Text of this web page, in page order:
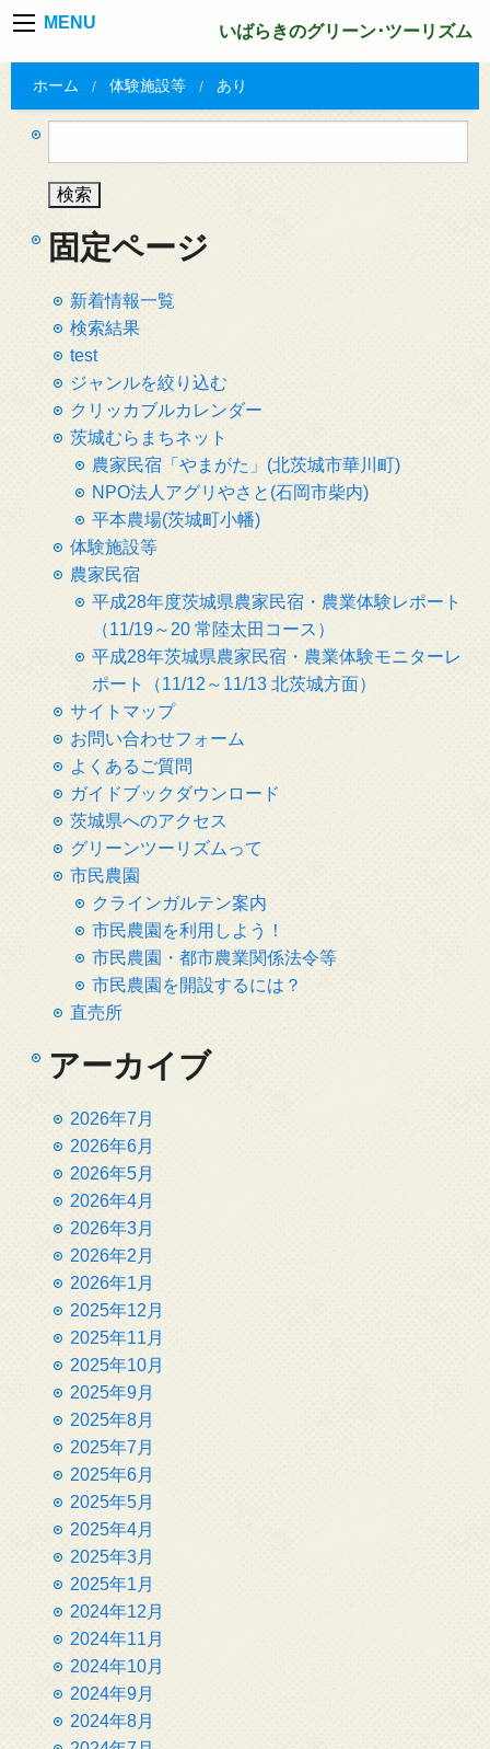
MENU いばらきのグリーン･ツーリズム
ホーム 体験施設等 あり
索:
固定ページ
新着情報一覧
検索結果
test
ジャンルを絞り込む
クリッカブルカレンダー
茨城むらまちネット
農家民宿「やまがた」(北茨城市華川町)
NPO法人アグリやさと(石岡市柴内)
平本農場(茨城町小幡)
体験施設等
農家民宿
平成28年度茨城県農家民宿・農業体験レポート
（11/19～20 常陸太田コース）
平成28年茨城県農家民宿・農業体験モニターレ
ポート（11/12～11/13 北茨城方面）
サイトマップ
お問い合わせフォーム
よくあるご質問
ガイドブックダウンロード
茨城県へのアクセス
グリーンツーリズムって
市民農園
クラインガルテン案内
市民農園を利用しよう！
市民農園・都市農業関係法令等
市民農園を開設するには？
直売所
アーカイブ
2026年7月
2026年6月
2026年5月
2026年4月
2026年3月
2026年2月
2026年1月
2025年12月
2025年11月
2025年10月
2025年9月
2025年8月
2025年7月
2025年6月
2025年5月
2025年4月
2025年3月
2025年1月
2024年12月
2024年11月
2024年10月
2024年9月
2024年8月